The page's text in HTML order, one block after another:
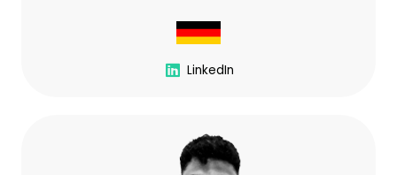
LinkedIn